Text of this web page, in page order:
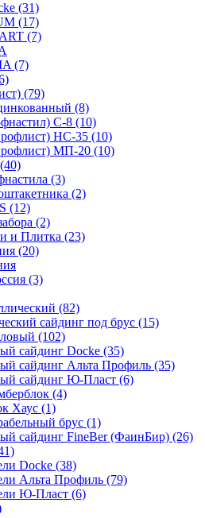
(31)
(17)
(7)
(7)
(79)
(8)
С-8 (10)
НС-35 (10)
МП-20 (10)
(3)
(2)
(12)
(2)
и Плитка (23)
(20)
(3)
(82)
сайдинг под брус (15)
(102)
сайдинг Docke (35)
сайдинг Альта Профиль (35)
сайдинг Ю-Пласт (6)
(4)
Хаус (1)
брус (1)
сайдинг FineBer (ФаинБир) (26)
Docke (38)
Альта Профиль (79)
Ю-Пласт (6)